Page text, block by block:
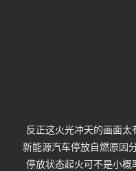
反正这火光冲天的画面太
新能源汽车停放自燃原因
停放状态起火可不是小概